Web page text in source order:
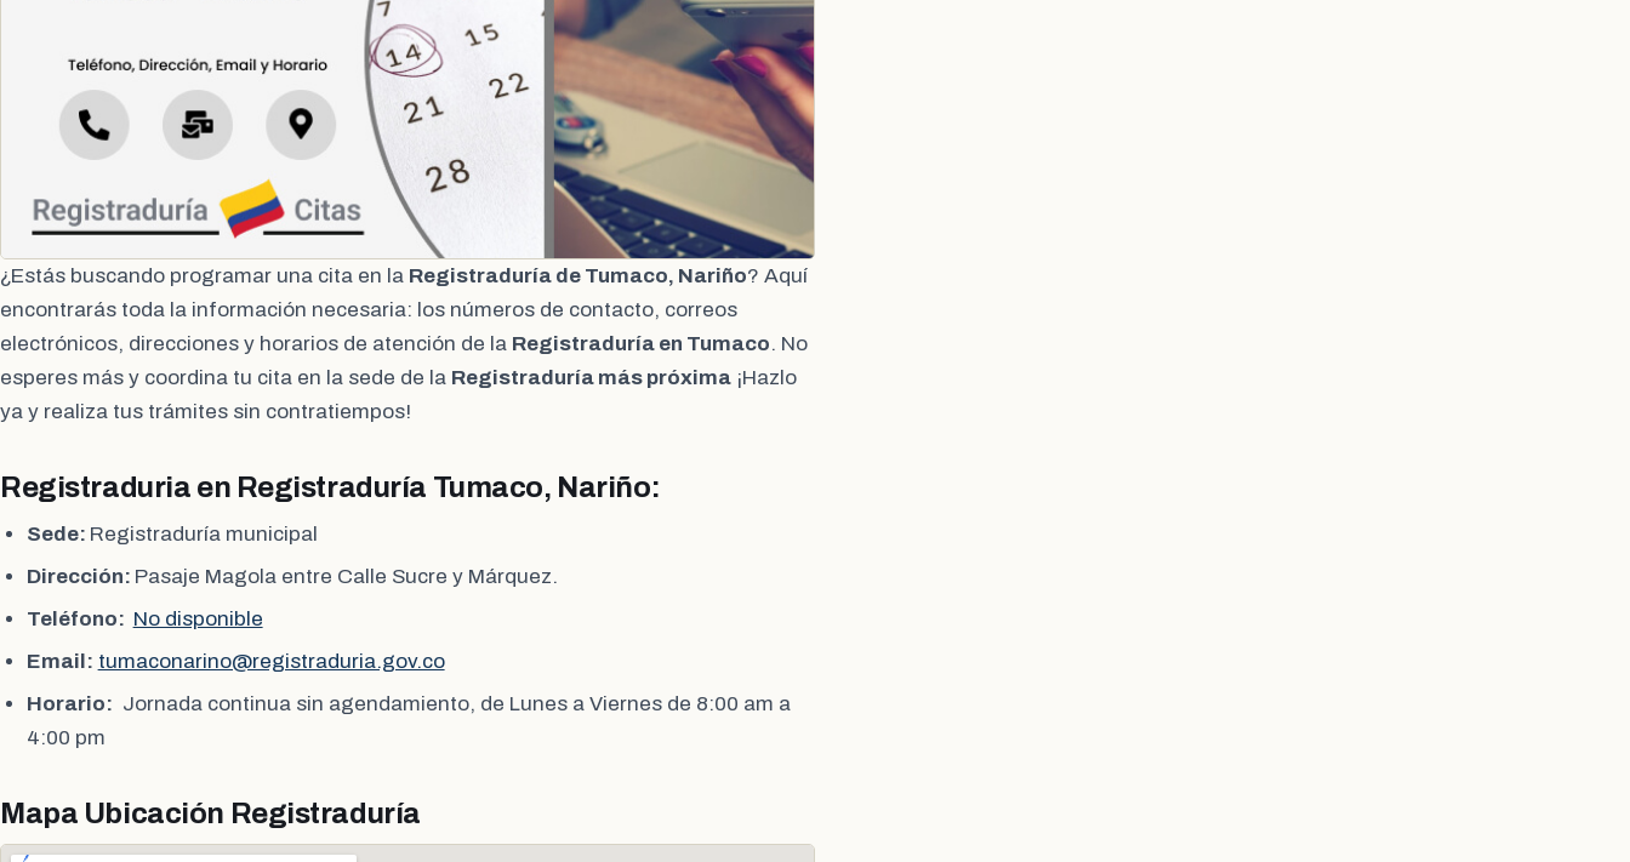
¿Estás buscando programar una cita en la Registraduría de Tumaco, Nariño? Aquí
encontrarás toda la información necesaria: los números de contacto, correos
electrónicos, direcciones y horarios de atención de la Registraduría en Tumaco. No
esperes más y coordina tu cita en la sede de la Registraduría más próxima ¡Hazlo
ya y realiza tus trámites sin contratiempos!
Registraduria en Registraduría Tumaco, Nariño:
Sede: Registraduría municipal
Dirección: Pasaje Magola entre Calle Sucre y Márquez.
Teléfono: No disponible
Email: tumaconarino@registraduria.gov.co
Horario: Jornada continua sin agendamiento, de Lunes a Viernes de 8:00 am a
4:00 pm
Mapa Ubicación Registraduría